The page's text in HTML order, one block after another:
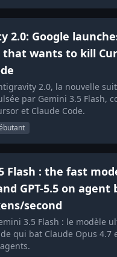
2.0: Google
wants to kill
2.0, la nouvelle
par Gemini 3.5 Flash,
et Claude Code.
Flash : the fast
GPT-5.5 on
second
3.5 Flash : le modèle
qui bat Claude Opus 4.7